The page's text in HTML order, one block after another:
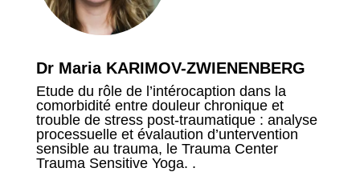
Dr Maria KARIMOV-ZWIENENBERG
Etude du rôle de l’intérocaption dans la
comorbidité entre douleur chronique et
trouble de stress post-traumatique : analyse
processuelle et évalaution d’untervention
sensible au trauma, le Trauma Center
Trauma Sensitive Yoga. .